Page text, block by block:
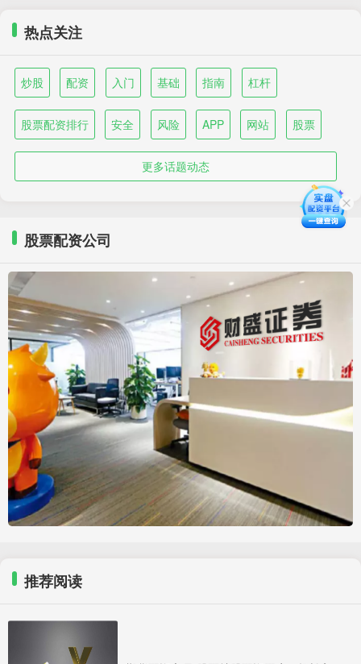
热点关注
炒股 配资 入门 基础 指南 杠杆
股票配资排行 安全 风险 APP 网站 股票
更多话题动态
股票配资公司
推荐阅读